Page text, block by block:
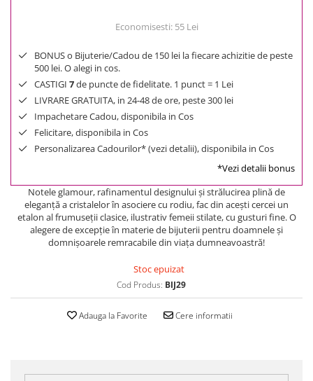
Economisesti: 55 Lei
BONUS o Bijuterie/Cadou de 150 lei la fiecare achizitie de peste
500 lei. O alegi in cos.
CASTIGI 7de puncte de fidelitate. 1 punct = 1 Lei
LIVRARE GRATUITA, in 24-48 de ore, peste 300 lei
Impachetare Cadou, disponibila in Cos
Felicitare, disponibila in Cos
Personalizarea Cadourilor* (vezi detalii), disponibila in Cos
*Vezi detalii bonus
Notele glamour, rafinamentul designului şi strălucirea plină de
eleganţă a cristalelor în asociere cu rodiu, fac din aceşti cercei un
etalon al frumuseţii clasice, ilustrativ femeii stilate, cu gusturi fine. O
alegere de excepţie în materie de bijuterii pentru doamnele şi
domnişoarele remracabile din viaţa dumneavoastră!
Stoc epuizat
Cod Produs: BIJ29
Adauga la Favorite Cere informatii